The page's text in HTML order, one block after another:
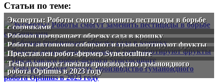
Статьи по теме:
Эксперты: Роботы смогут заменить пестициды в борьбе
с сорняками
Робочоп превращает обрезку сада в крошку
Роботы автономно собирают и транспортируют фрукты
Представлен робот-фермер Synecoculture
Tesla планирует начать производство гуманоидного
робота Optimus в 2023 году